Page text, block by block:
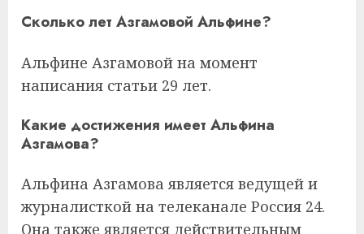
Сколько лет Азгамовой Альфине?
Альфине Азгамовой на момент
написания статьи 29 лет.
Какие достижения имеет Альфина
Азгамова?
Альфина Азгамова является ведущей и
журналисткой на телеканале Россия 24.
Она также является действительным